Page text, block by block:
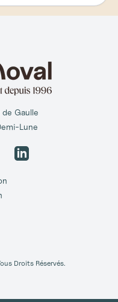
Gaulle
Lune
LinkedIn
Droits Réservés.